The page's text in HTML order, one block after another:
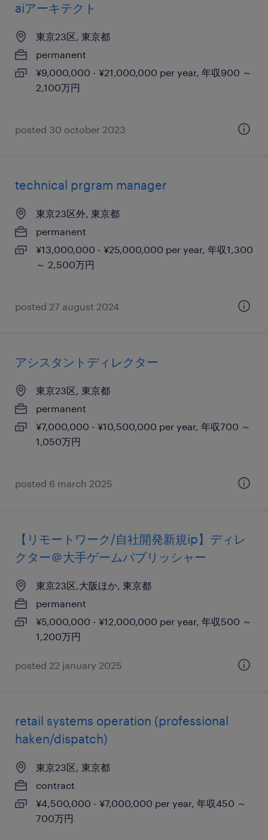
aiアーキテクト
東京23区, 東京都
permanent
¥9,000,000 - ¥21,000,000 per year, 年収900 ～
2,100万円
posted 30 october 2023
technical prgram manager
東京23区外, 東京都
permanent
¥13,000,000 - ¥25,000,000 per year, 年収1,300
～ 2,500万円
posted 27 august 2024
アシスタントディレクター
東京23区, 東京都
permanent
¥7,000,000 - ¥10,500,000 per year, 年収700 ～
1,050万円
posted 6 march 2025
【リモートワーク/自社開発新規ip】ディレ
クター＠大手ゲームパブリッシャー
東京23区,大阪ほか, 東京都
permanent
¥5,000,000 - ¥12,000,000 per year, 年収500 ～
1,200万円
posted 22 january 2025
retail systems operation (professional
haken/dispatch)
東京23区, 東京都
contract
¥4,500,000 - ¥7,000,000 per year, 年収450 ～
700万円